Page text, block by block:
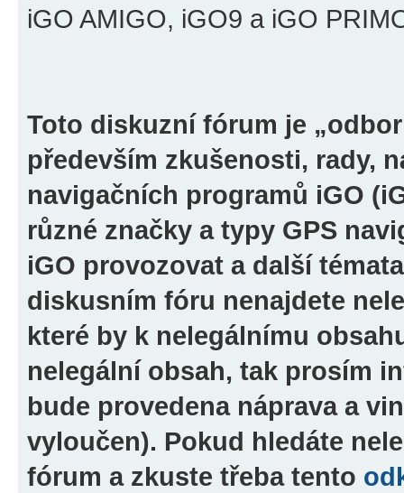
iGO AMIGO, iGO9 a iGO
Toto diskuzní fórum je
především zkušenosti, rady,
navigačních programů iGO
různé značky a typy GPS
iGO provozovat a další
diskusním fóru nenajdete
které by k nelegálnímu
nelegální obsah, tak prosím
bude provedena náprava a
vyloučen). Pokud hledáte
fórum a zkuste třeba tento